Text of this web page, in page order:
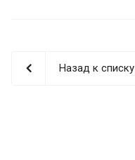
Назад к списку